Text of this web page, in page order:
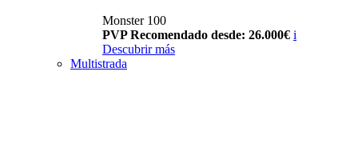
Monster 100
PVP Recomendado desde: 26.000€ i
Descubrir más
Multistrada